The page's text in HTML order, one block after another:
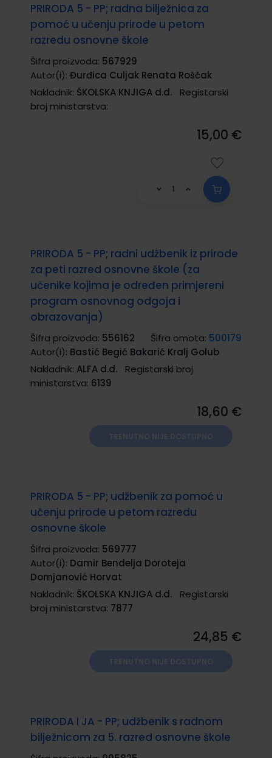
PRIRODA 5 - PP; radna bilježnica za
pomoć u učenju prirode u petom
razredu osnovne škole
Šifra proizvoda: 567929
Autor(i): Đurđica Culjak Renata Roščak
Nakladnik: ŠKOLSKA KNJIGA d.d.
Registarski
broj ministarstva:
15,00 €
PRIRODA 5 - PP; radni udžbenik iz prirode
za peti razred osnovne škole (za
učenike kojima je određen primjereni
program osnovnog odgoja i
obrazovanja)
Šifra proizvoda: 556162 Šifra omota: 500179
Autor(i): Bastić Begić Bakarić Kralj Golub
Nakladnik: ALFA d.d.
Registarski broj
ministarstva: 6139
18,60 €
PRIRODA 5 - PP; udžbenik za pomoć u
učenju prirode u petom razredu
osnovne škole
Šifra proizvoda: 569777
Autor(i): Damir Bendelja Doroteja
Domjanović Horvat
Nakladnik: ŠKOLSKA KNJIGA d.d.
Registarski
broj ministarstva: 7877
24,85 €
PRIRODA I JA - PP; udžbenik s radnom
bilježnicom za 5. razred osnovne škole